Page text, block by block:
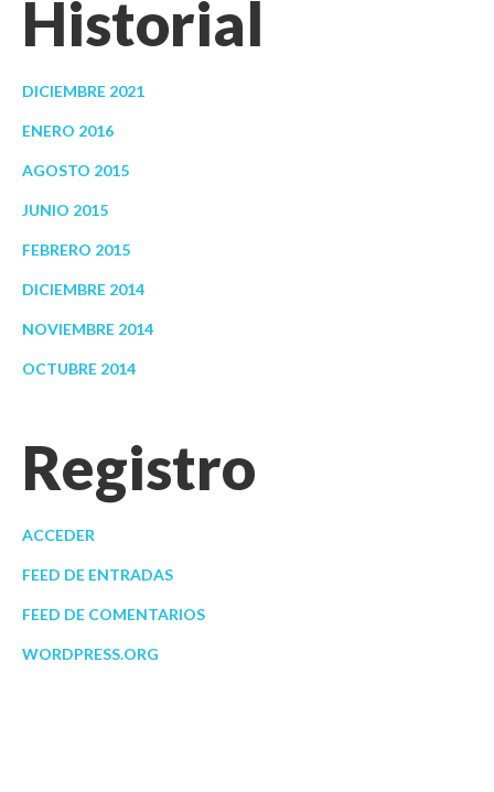
Historial
DICIEMBRE 2021
ENERO 2016
AGOSTO 2015
JUNIO 2015
FEBRERO 2015
DICIEMBRE 2014
NOVIEMBRE 2014
OCTUBRE 2014
Registro
ACCEDER
FEED DE ENTRADAS
FEED DE COMENTARIOS
WORDPRESS.ORG